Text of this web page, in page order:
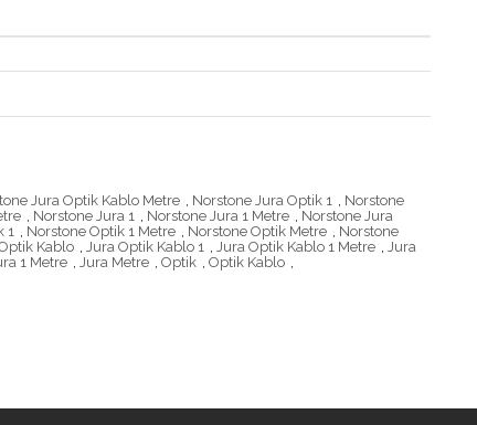
Jura Optik Kablo Metre , Norstone Jura Optik 1 , Norstone
, Norstone Jura 1 , Norstone Jura 1 Metre , Norstone Jura
1 , Norstone Optik 1 Metre , Norstone Optik Metre , Norstone
Kablo , Jura Optik Kablo 1 , Jura Optik Kablo 1 Metre , Jura
1 Metre , Jura Metre , Optik , Optik Kablo ,